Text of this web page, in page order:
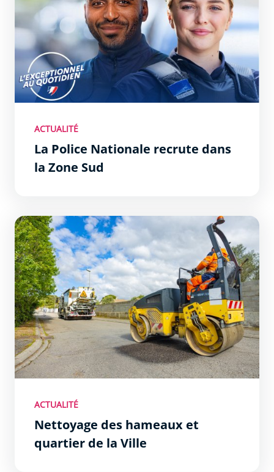
ACTUALITÉ
La Police Nationale recrute dans
la Zone Sud
Nettoyage des hameaux et quartier de la Ville
ACTUALITÉ
Nettoyage des hameaux et
quartier de la Ville